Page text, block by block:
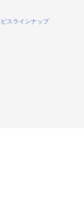
スラインナップ